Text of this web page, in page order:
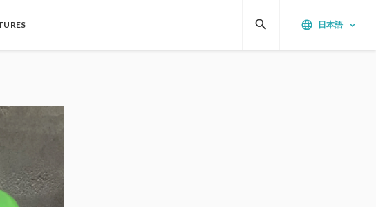
language 日本語 keyboard_arrow_down
search